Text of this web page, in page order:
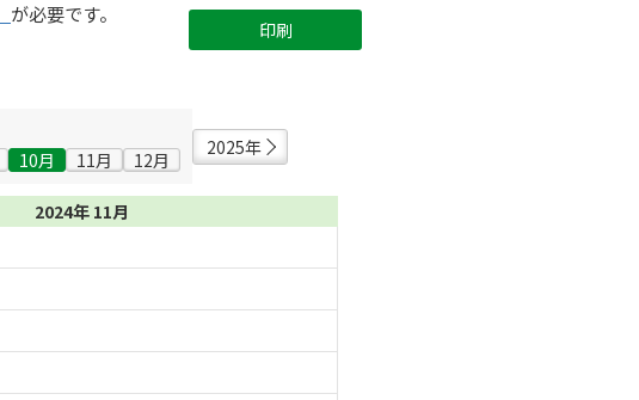
が必要です。
印刷
10月 11月 12月
2025年
2024年 11月